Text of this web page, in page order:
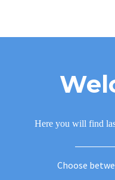
Here you will find
Choose